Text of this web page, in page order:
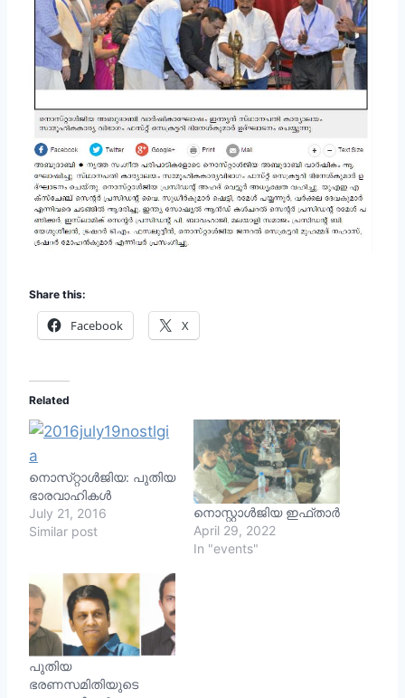
Share this:
Facebook X
Related
നൊസ്‌റ്റാൾജിയ: പുതിയ
ഭാരവാഹികള്‍
July 21, 2016
Similar post
നൊസ്റ്റാൾജിയ ഇഫ്താർ
April 29, 2022
In "events"
പുതിയ
ഭരണസമിതിയുടെ